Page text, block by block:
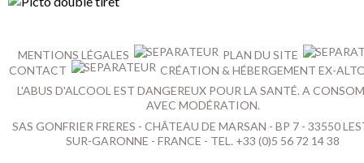
MENTIONS LÉGALES
PLAN DU SITE
CONTACT
CRÉATION & HÉBERGEMENT EX-
L'ABUS D'ALCOOL EST DANGEREUX POUR LA SANTÉ. A
AVEC MODÉRATION.
SAS GONFRIER FRERES - CHÂTEAU DE MARSAN - BP 7 - 33550
SUR-GARONNE - FRANCE - TEL. +33 (0)5 56 72 14 38